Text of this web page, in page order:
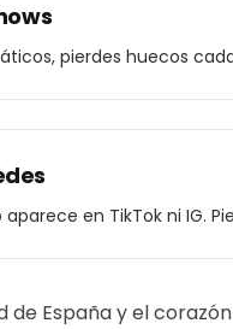
pierdes huecos
en TikTok ni IG.
de España y el